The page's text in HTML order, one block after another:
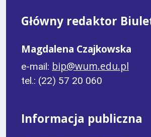
Główny redaktor
Magdalena Czajkowska
e-mail: bip@wum.edu.pl
tel.: (22) 57 20 060
Informacja publiczna